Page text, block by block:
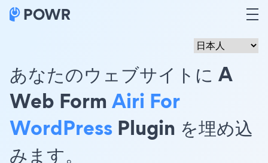
あなたのウェブサイトに A
Web Form Airi For
WordPress Plugin を埋め込
みます。